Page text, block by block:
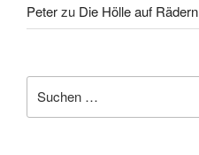
Peterzu Die Hölle auf Rädern
nach: